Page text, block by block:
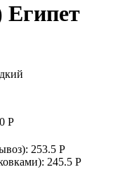
P
253.5 P
245.5 P